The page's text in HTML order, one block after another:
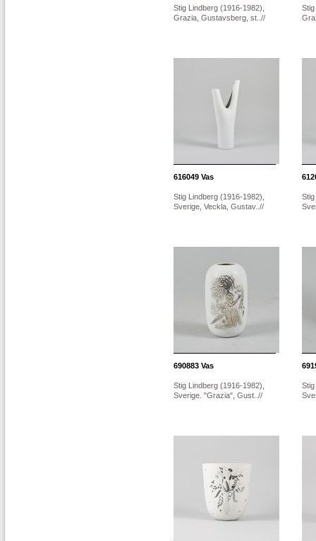
Stig Lindberg (1916-1982),
Grazia, Gustavsberg, st..//
616049 Vas
Stig Lindberg (1916-1982),
Sverige, Veckla, Gustav..//
690883 Vas
Stig Lindberg (1916-1982),
Sverige. "Grazia", Gust..//